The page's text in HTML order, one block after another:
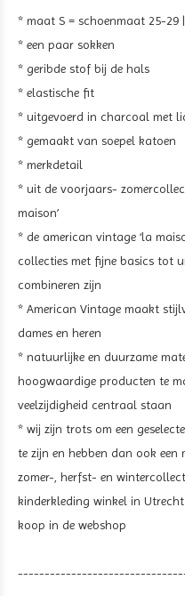
* maat S = schoenmaat 25-
* een paar sokken
* geribde stof bij de hals
* elastische fit
* uitgevoerd in charcoal met
* gemaakt van soepel katoen
* merkdetail
* uit de voorjaars-
maison’
* de american vintage ‘la
collecties met fijne basics tot
combineren zijn
* American Vintage maakt
dames en heren
* natuurlijke en duurzame
hoogwaardige producten te
veelzijdigheid centraal staan
* wij zijn trots om een
te zijn en hebben dan ook een
zomer-, herfst- en
kinderkleding winkel in
koop in de webshop